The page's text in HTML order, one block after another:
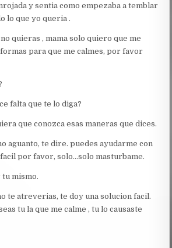
y sentia como empezaba a temblar
lo que yo queria .
quieras , mama solo quiero que me
para que me calmes, por favor
falta que te lo diga?
que conozca esas maneras que dices.
aguanto, te dire. puedes ayudarme con
facil por favor, solo…solo masturbame.
tu mismo.
te atreverias, te doy una solucion facil.
tu la que me calme , tu lo causaste